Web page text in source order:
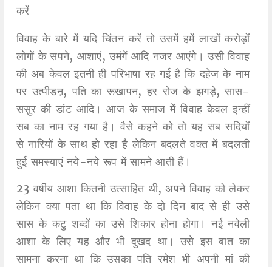
करें
विवाह के बारे में यदि चिंतन करें तो उसमें हमें लाखों करोड़ों
लोगों के सपने, आशाएं, उमंगें आदि नजर आएंगे। उसी विवाह
की अब केवल इतनी ही परिभाषा रह गई है कि दहेज के नाम
पर उत्पीडऩ, पति का रूखापन, हर रोज के झगड़े, सास-
ससुर की डांट आदि। आज के समाज में विवाह केवल इन्हीं
सब का नाम रह गया है। वैसे कहने को तो यह सब सदियों
से नारियों के साथ हो रहा है लेकिन बदलते वक्त में बदलती
हुई समस्याएं नये-नये रूप में सामने आती हैं।
23 वर्षीय आशा कितनी उत्साहित थी, अपने विवाह को लेकर
लेकिन क्या पता था कि विवाह के दो दिन बाद से ही उसे
सास के कटु शब्दों का उसे शिकार होना होगा। नई नवेली
आशा के लिए यह और भी दुखद था। उसे इस बात का
सामना करना था कि उसका पति रमेश भी अपनी मां की